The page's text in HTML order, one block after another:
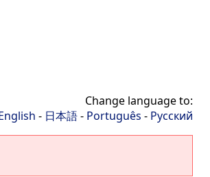
Change language to:
- 日本語- Português - Русский